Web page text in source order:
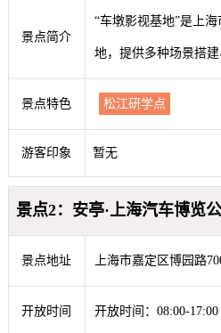
景点简介
“车墩影视基地”是上
地，提供多种场景搭建
景点特色 松江研学点
游客印象 暂无
景点2：安亭·上海汽车博览
景点地址 上海市嘉定区博园路
开放时间 开放时间：08:00-